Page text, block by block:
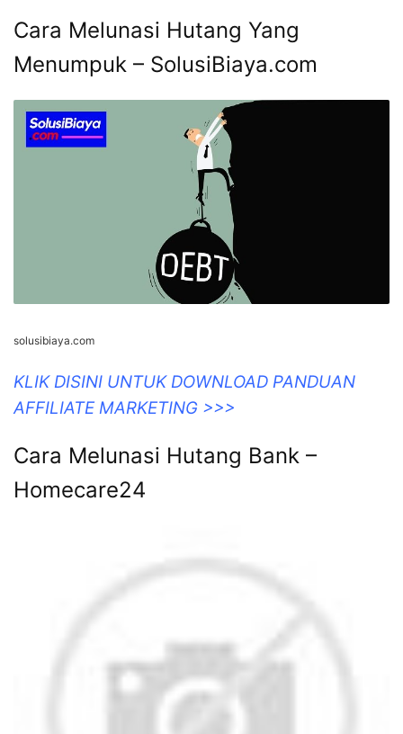
Cara Melunasi Hutang Yang
Menumpuk – SolusiBiaya.com
solusibiaya.com
KLIK DISINI UNTUK DOWNLOAD PANDUAN
AFFILIATE MARKETING >>>
Cara Melunasi Hutang Bank –
Homecare24